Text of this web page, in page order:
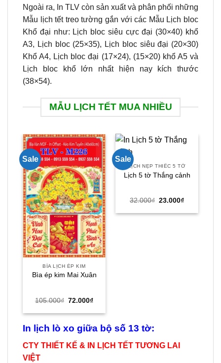
Ngoài ra, In TLV còn sản xuất và phân phối những
Mẫu lịch tết treo tường gắn với các Mẫu Lịch bloc
Khổ đại như: Lịch bloc siêu cực đại (30×40) khổ
A3, Lịch bloc (25×35), Lịch bloc siêu đại (20×30)
Khổ A4, Lịch bloc đại (17×24), (15×20) khổ A5 và
Lịch bloc khổ lớn nhất hiện nay kích thước
(38×54).
MẪU LỊCH TẾT MUA NHIỀU
Sale
BÌA LỊCH ÉP KIM
Bìa ép kim Mai Xuân
105.000₫ Giá
là:
72.000₫Giá
tại
72.000₫.
Sale
LỊCH NẸP THIẾC 5 TỜ
Lịch 5 tờ Thắng cảnh
32.000₫ Giá
là:
23.000₫Giá
tại
In lịch lò xo giữa bộ số 13 tờ:
CTY THIẾT KẾ & IN LỊCH TẾT TƯƠNG LAI
VIỆT